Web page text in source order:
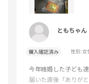
ともちゃん
購入確認済み 性別:女
今年結婚した子ども
届いた直後「ありが